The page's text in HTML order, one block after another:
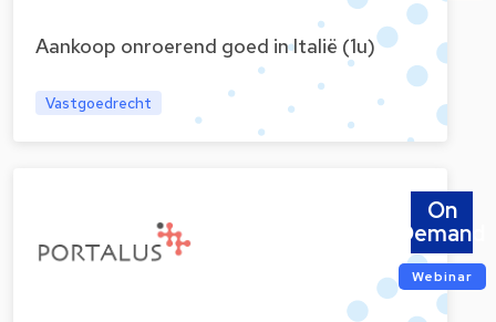
Aankoop onroerend goed in Italië (1u)
Vastgoedrecht
On
Demand
Webinar